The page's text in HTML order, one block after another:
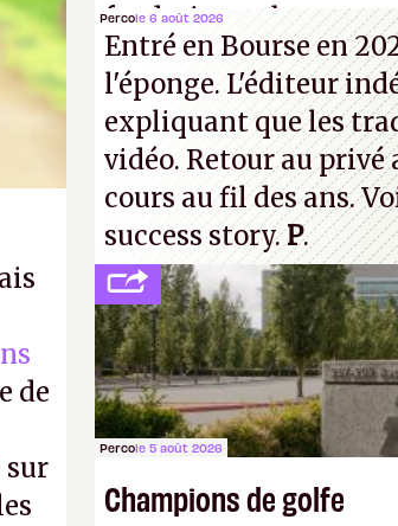
faudrait une bonne
cons ! P.
de
sur
Percole 6 août 2026
Entré en Bourse en
l'éponge. L'éditeur
expliquant que les
vidéo. Retour au privé
cours au fil des ans.
success story.P.
Percole 5 août 2026
Champions de golfe